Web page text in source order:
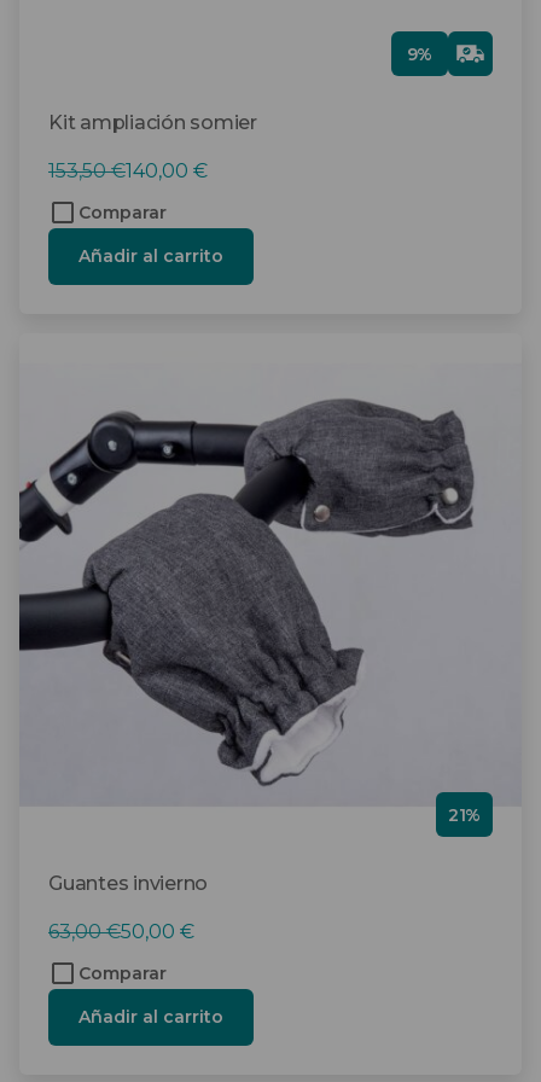
Kit ampliación somier
9%
Gra
tis
153,50€
El
precio
original
era:
153,50 €.
140,00 €
El
precio
actual
140,00 €.
Comparar
Añadir al carrito
Guantes invierno
21%
63,00€
El
precio
original
era:
63,00 €.
50,00 €
El
precio
actual
50,00 €.
Comparar
Añadir al carrito